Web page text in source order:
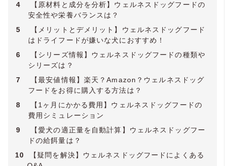
4
【原材料と成分を分析】ウェルネスドッグフードの
安全性や栄養バランスは？
5
【メリットとデメリット】ウェルネスドッグフード
はドライフードが嫌いな犬におすすめ！
6
【シリーズ情報】ウェルネスドッグフードの種類や
シリーズは？
7
【最安値情報】楽天？Amazon？ウェルネスドッグ
フードをお得に購入する方法は？
8
【1ヶ月にかかる費用】ウェルネスドッグフードの
費用シミュレーション
9
【愛犬の適正量を自動計算】ウェルネスドッグフー
ドの給餌量は？
10
【疑問を解決】ウェルネスドッグフードによくある